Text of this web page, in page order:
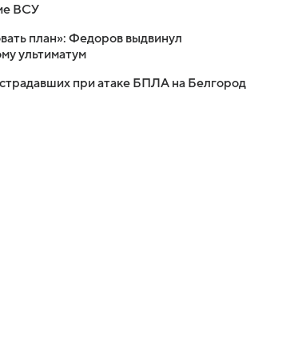
ВСУ
план»: Федоров выдвинул
ультиматум
при атаке БПЛА на Белгород